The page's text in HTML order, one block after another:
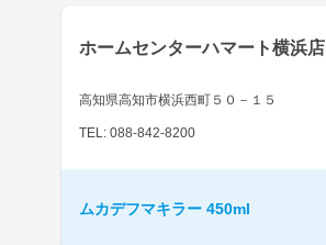
ホームセンターハマート横浜店
高知県高知市横浜西町５０－１５
TEL: 088-842-8200
ムカデフマキラー 450ml